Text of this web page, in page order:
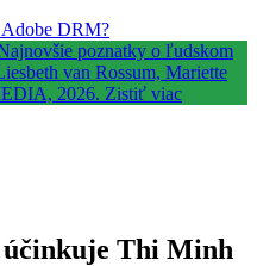
Adobe DRM?
Thi Minh